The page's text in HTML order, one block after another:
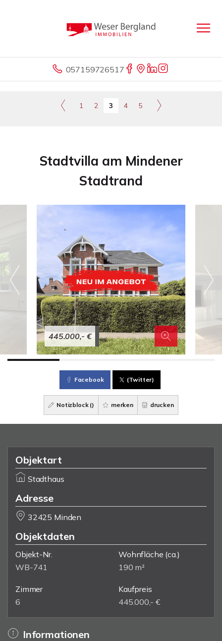
057159726517
1 2 3 4 5
Stadtvilla am Mindener
Stadtrand
445.000,- €
Facebook (Twitter)
Notizblock () merken drucken
Objektart
Stadthaus
Adresse
32425 Minden
Objektdaten
Objekt-Nr.
WB-741
Wohnfläche (ca.)
190 m²
Zimmer
6
Kaufpreis
445.000,- €
Informationen